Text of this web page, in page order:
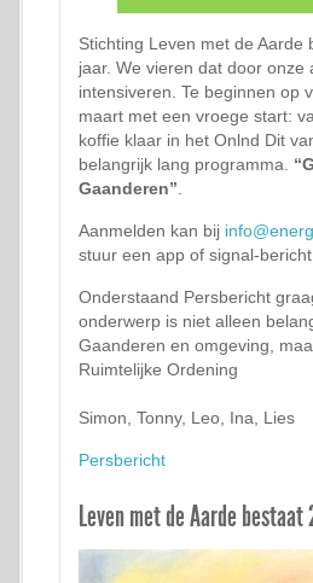
Stichting Leven met de Aarde
jaar. We vieren dat door onze
intensiveren. Te beginnen op
maart met een vroege start:
koffie klaar in het Onlnd Dit
belangrijk lang programma.
Gaanderen”
Aanmelden kan bij
stuur een app of signal-
Onderstaand Persbericht
onderwerp is niet alleen
Gaanderen en omgeving,
Ruimtelijke Ordening
Simon, Tonny, Leo, Ina, Lies
Persbericht
Leven met de Aarde bestaat